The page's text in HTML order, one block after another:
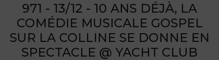
971 - 13/12 - 10 ANS DÉJÀ, LA
COMÉDIE MUSICALE GOSPEL
SUR LA COLLINE SE DONNE EN
SPECTACLE @ YACHT CLUB